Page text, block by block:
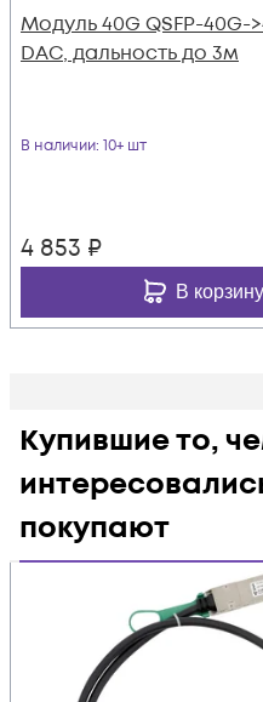
Модуль 40G QSFP-40G-
DAC, дальность до 3м
В наличии: 10+ шт
4 853 ₽
В корзину
Купившие то,
покупают